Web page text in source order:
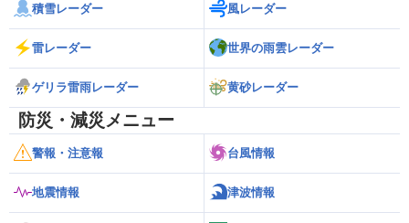
積雪レーダー 風レーダー
雷レーダー 世界の雨雲レーダー
ゲリラ雷雨レーダー 黄砂レーダー
防災・減災メニュー
警報・注意報 台風情報
地震情報 津波情報